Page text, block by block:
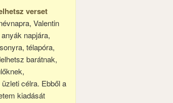
verset
Valentin
napjára,
télapóra,
barátnak,
célra. Ebből a
kiadását